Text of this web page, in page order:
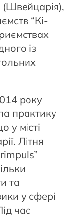
(Швейцарія),
“Кі-
із
року
практику
у місті
Літня
та
у сфері
час